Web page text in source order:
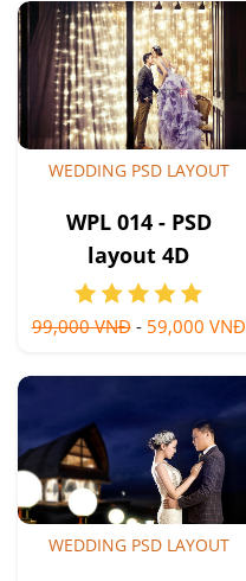
WEDDING PSD LAYOUT
WPL 014 - PSD
layout 4D
99,000 VNĐ- 59,000 VNĐ
WEDDING PSD LAYOUT